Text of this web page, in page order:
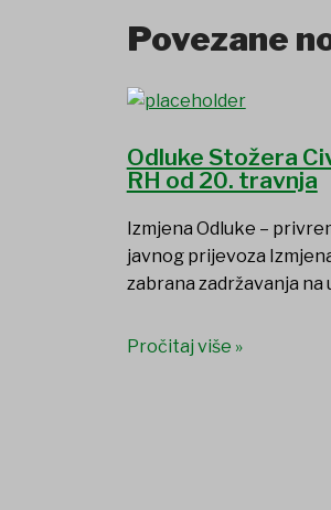
Povezane
Odluke Stožera
RH od 20. travnja
Izmjena Odluke –
javnog prijevoza
zabrana zadržavanja na
Pročitaj više »